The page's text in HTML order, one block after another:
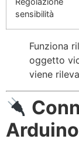
sensibilità
Funziona
oggetto
viene
Arduino